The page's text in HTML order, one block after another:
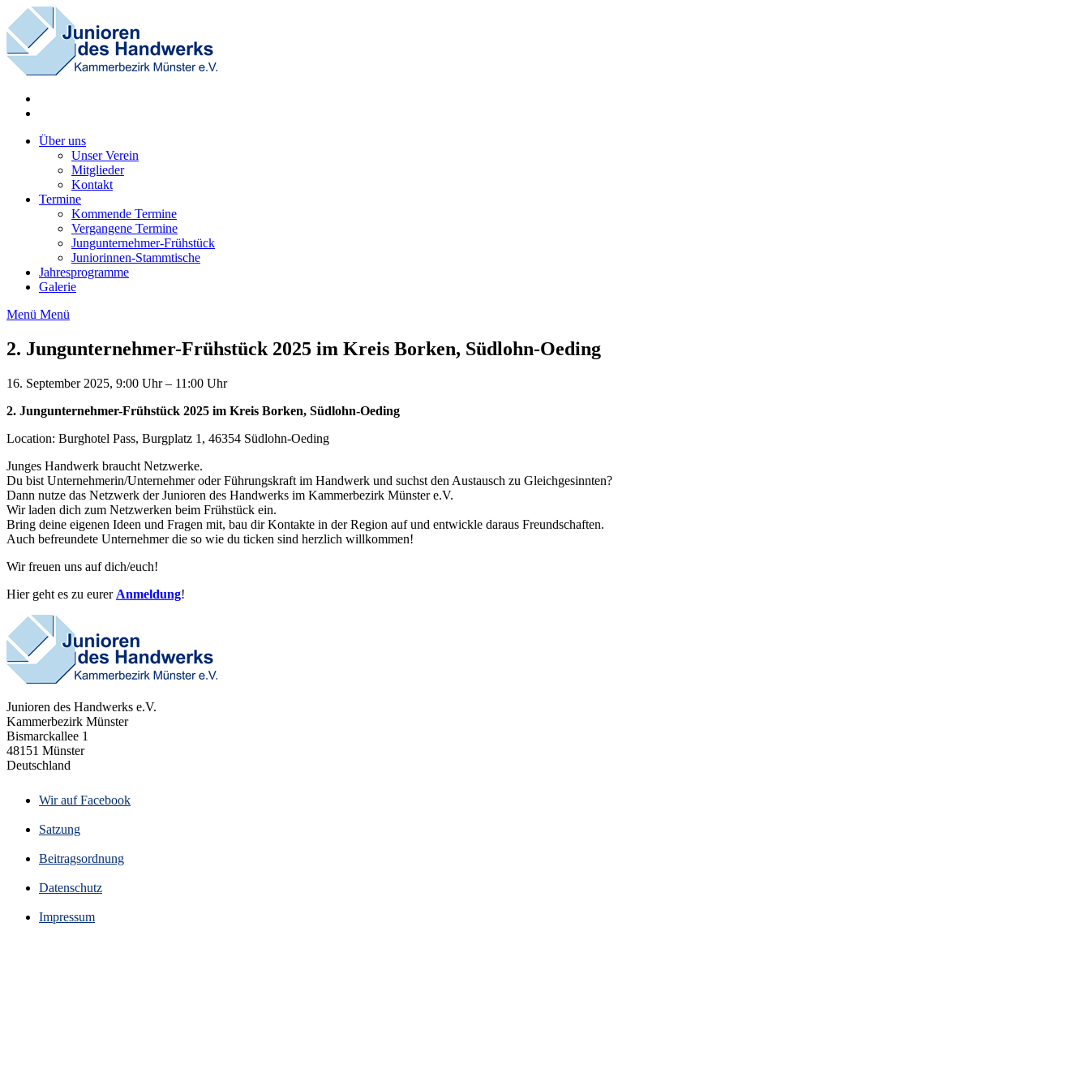
Zum
Inhalt
springen
Über uns
Unser Verein
Mitglieder
Kontakt
Termine
Kommende Termine
Vergangene Termine
Jungunternehmer-Frühstück
Juniorinnen-Stammtische
Jahresprogramme
Galerie
Menü Menü
2. Jungunternehmer-Frühstück 2025 im Kreis Borken, Südlohn-Oeding
16. September 2025, 9:00 Uhr – 11:00 Uhr
2. Jungunternehmer-Frühstück 2025 im Kreis Borken, Südlohn-Oeding
Location: Burghotel Pass, Burgplatz 1, 46354 Südlohn-Oeding
Junges Handwerk braucht Netzwerke.
Du bist Unternehmerin/Unternehmer oder Führungskraft im Handwerk und suchst den Austausch zu Gleichgesinnten?
Dann nutze das Netzwerk der Junioren des Handwerks im Kammerbezirk Münster e.V.
Wir laden dich zum Netzwerken beim Frühstück ein.
Bring deine eigenen Ideen und Fragen mit, bau dir Kontakte in der Region auf und entwickle daraus Freundschaften.
Auch befreundete Unternehmer die so wie du ticken sind herzlich willkommen!
Wir freuen uns auf dich/euch!
Hier geht es zu eurer Anmeldung!
Junioren des Handwerks e.V.
Kammerbezirk Münster
Bismarckallee 1
48151 Münster
Deutschland
Wir auf Facebook
Satzung
Beitragsordnung
Datenschutz
Impressum